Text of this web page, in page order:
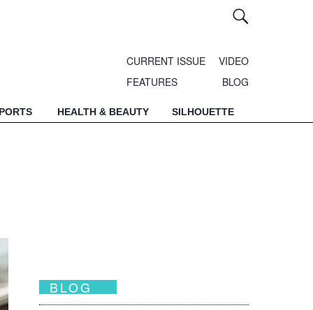
CURRENT ISSUE
VIDEO
FEATURES
BLOG
HEALTH & BEAUTY SILHOUETTE
BLOG